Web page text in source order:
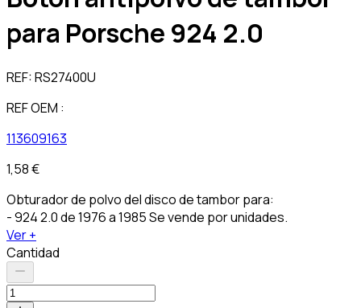
para Porsche 924 2.0
REF:RS27400U
REF OEM :
113609163
1,58 €
Obturador de polvo del disco de tambor para:
- 924 2.0 de 1976 a 1985 Se vende por unidades.
Ver +
Cantidad